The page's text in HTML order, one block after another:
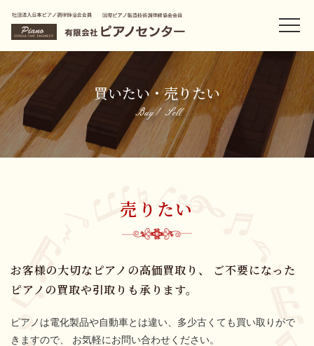
買いたい・売りたい
Buy / Sell
売りたい
お客様の大切なピアノの高価買取り、
ご不要になった
ピアノの買取や引取りも承ります。
ピアノは電化製品や自動車とは違い、多少古くても買い取りがで
きますので、
お気軽にお問い合わせください。